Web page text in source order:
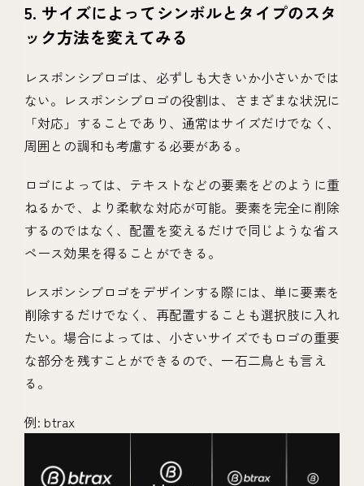
5. サイズによってシンボルとタイプのスタ
ック方法を変えてみる
レスポンシブロゴは、必ずしも大きいか小さいかでは
ない。レスポンシブロゴの役割は、さまざまな状況に
「対応」することであり、通常はサイズだけでなく、
周囲との調和も考慮する必要がある。
ロゴによっては、テキストなどの要素をどのように重
ねるかで、より柔軟な対応が可能。要素を完全に削除
するのではなく、配置を変えるだけで同じような省ス
ペース効果を得ることができる。
レスポンシブロゴをデザインする際には、単に要素を
削除するだけでなく、再配置することも選択肢に入れ
たい。場合によっては、小さいサイズでもロゴの重要
な部分を残すことができるので、一石二鳥とも言え
る。
例: btrax